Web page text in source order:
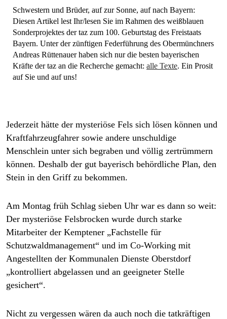
Schwestern und Brüder, auf zur Sonne, auf nach Bayern:
Diesen Artikel lest Ihr/lesen Sie im Rahmen des weißblauen
Sonderprojektes der taz zum 100. Geburtstag des Freistaats
Bayern. Unter der zünftigen Federführung des Obermünchners
Andreas Rüttenauer haben sich nur die besten bayerischen
Kräfte der taz an die Recherche gemacht: alle Texte. Ein Prosit
auf Sie und auf uns!
Jederzeit hätte der mysteriöse Fels sich lösen können und
Kraftfahrzeugfahrer sowie andere unschuldige
Menschlein unter sich begraben und völlig zertrümmern
können. Deshalb der gut bayerisch behördliche Plan, den
Stein in den Griff zu bekommen.
Am Montag früh Schlag sieben Uhr war es dann so weit:
Der mysteriöse Felsbrocken wurde durch starke
Mitarbeiter der Kemptener „Fachstelle für
Schutzwaldmanagement“ und im Co-Working mit
Angestellten der Kommunalen Dienste Oberstdorf
„kontrolliert abgelassen und an geeigneter Stelle
gesichert“.
Nicht zu vergessen wären da auch noch die tatkräftigen